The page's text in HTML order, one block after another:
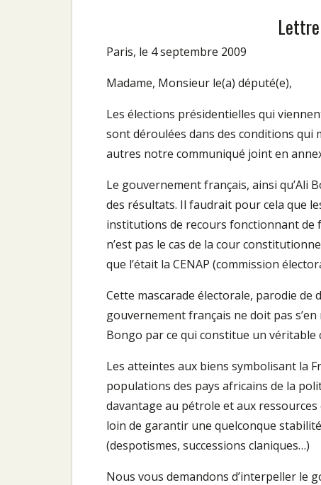
Paris, le 4 septembre 2009
Madame, Monsieur le(a) député(e),
Les élections présidentielles qui
sont déroulées dans des conditions
autres notre communiqué joint en
Le gouvernement français, ainsi qu’Ali
des résultats. Il faudrait pour cela que
institutions de recours fonctionnant de
n’est pas le cas de la cour
que l’était la CENAP (commission
Cette mascarade électorale, parodie de
gouvernement français ne doit pas
Bongo par ce qui constitue un véritable
Les atteintes aux biens symbolisant la
populations des pays africains de la
davantage au pétrole et aux ressources
loin de garantir une quelconque
(despotismes, successions claniques…)
Nous vous demandons d’interpeller le